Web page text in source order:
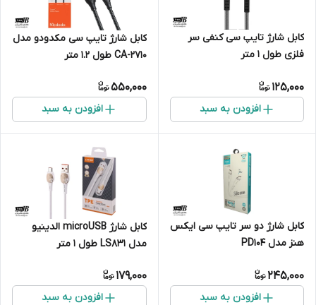
کابل شارژ تایپ سی کنفی سر
فلزی طول 1 متر
125,000
افزودن به سبد
کابل شارژ تایپ سی مکدودو مدل
CA-2710 طول 1.2 متر
550,000
افزودن به سبد
کابل شارژ دو سر تایپ سی ایکس
هنز مدل PD104
245,000
افزودن به سبد
کابل شارژ microUSB الدینیو
مدل LS831 طول 1 متر
179,000
افزودن به سبد